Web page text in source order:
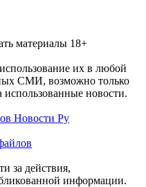
материалы 18+
их в любой
СМИ, возможно только
новости.
Новости Ру
за действия,
информации.